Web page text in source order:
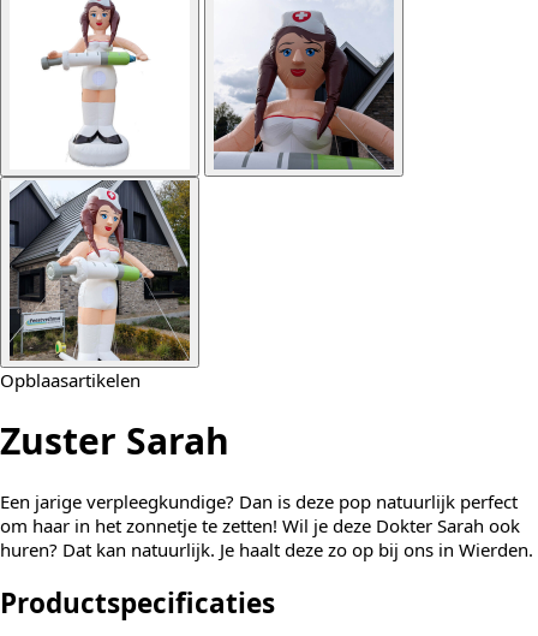
Opblaasartikelen
Zuster Sarah
Een jarige verpleegkundige? Dan is deze pop natuurlijk perfect
om haar in het zonnetje te zetten! Wil je deze Dokter Sarah ook
huren? Dat kan natuurlijk. Je haalt deze zo op bij ons in Wierden.
Productspecificaties